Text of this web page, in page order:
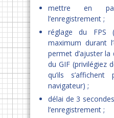
mettre en
l’enregistrement ;
réglage du FPS
maximum durant
permet d’ajuster
du GIF (privilégiez
qu’ils
navigateur) ;
délai de 3
l’enregistrement ;